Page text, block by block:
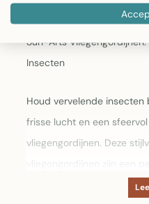
Sun-Arts
Insecten
Houd vervelende
frisse lucht en een
vliegengordijnen. Deze
vliegengordijnen zijn een
en doorgangen, zowel